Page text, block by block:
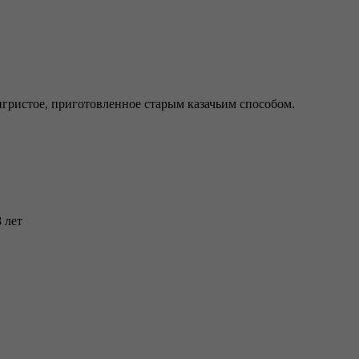
приготовленное старым казачьим способом.
лет